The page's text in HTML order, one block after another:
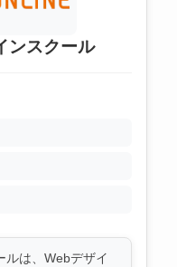
ンスクール
ルは、Webデザイ